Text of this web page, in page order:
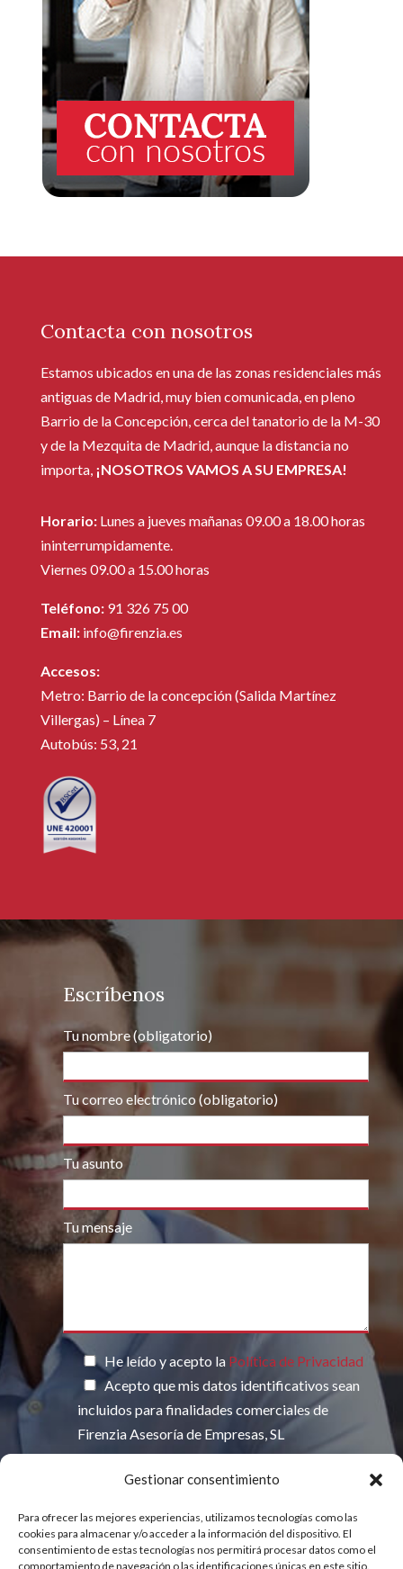
Gestionar consentimiento
Para ofrecer las mejores experiencias, utilizamos tecnologías como las
cookies para almacenar y/o acceder a la información del dispositivo. El
consentimiento de estas tecnologías nos permitirá procesar datos como el
comportamiento de navegación o las identificaciones únicas en este sitio.
Contacta con nosotros
Estamos ubicados en una de las zonas residenciales más
antiguas de Madrid, muy bien comunicada, en pleno
Barrio de la Concepción, cerca del tanatorio de la M-30
y de la Mezquita de Madrid, aunque la distancia no
importa, ¡NOSOTROS VAMOS A SU EMPRESA!
Horario:Lunes a jueves mañanas 09.00 a 18.00 horas
ininterrumpidamente.
Viernes 09.00 a 15.00 horas
Teléfono:91 326 75 00
Email: info@firenzia.es
Accesos:
Metro: Barrio de la concepción (Salida Martínez
Villergas) – Línea 7
Autobús: 53, 21
Escríbenos
Tu nombre (obligatorio)
Tu correo electrónico (obligatorio)
Tu asunto
Tu mensaje
Por favor, deja este campo vacío.
He leído y acepto la Política de Privacidad
Acepto que mis datos identificativos sean
incluidos para finalidades comerciales de
Firenzia Asesoría de Empresas, SL
INFORMACIÓN BÁSICA SOBRE
PROTECCIÓN DE DATOS